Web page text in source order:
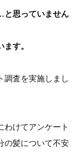
思っていません
す。
調査を実施しまし
わけてアンケート
の髪について不安